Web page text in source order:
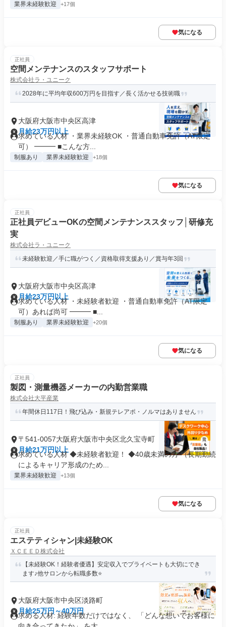
業界未経験歓迎 +17個
気になる
正社員
空間メンテナンスのスタッフサポート
株式会社ラ・ユニーク
2028年に平均年収600万円を目指す／長く活かせる技術職
大阪府大阪市中央区高津
月給23万円以上
求めている人材 ・業界未経験OK ・普通自動車免許（AT限定
可） ━━━ ■こんな方...
制服あり 業界未経験歓迎 +18個
気になる
正社員
正社員デビューOKの空間メンテナンススタッフ│研修充
実
株式会社ラ・ユニーク
未経験歓迎／手に職がつく／資格取得支援あり／賞与年3回
大阪府大阪市中央区高津
月給23万円以上
求めている人材 ・未経験者歓迎 ・普通自動車免許（AT限定
可）あれば尚可 ━━━ ■...
制服あり 業界未経験歓迎 +20個
気になる
正社員
製図・測量機器メーカーの内勤営業職
株式会社大平産業
年間休日117日！飛び込み・新規テレアポ・ノルマはありません
〒541-0057大阪府大阪市中央区北久宝寺町
月給21万円以上
求めている人材 ◆未経験者歓迎！ ◆40歳未満の方 （長期勤続
によるキャリア形成のため...
業界未経験歓迎 +13個
気になる
正社員
エステティシャン|未経験OK
ＸＣＥＥＤ株式会社
【未経験OK！経験者優遇】安定収入でプライベートも大切にでき
ます♪他サロンから転職多数⭐
大阪府大阪市中央区淡路町
月給25万円～40万円
求める人材: 経験年数だけではなく、 「どんな想いでお客様に